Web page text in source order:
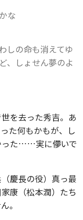
な
しの命も消えてゆ
、しょせん夢のよ
を去った秀吉。あ
た何もかもが、し
った……実に儚いで
慶長の役）真っ最
康（松本潤）たち
。